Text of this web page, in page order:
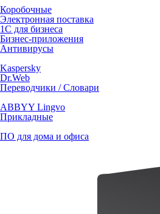
Коробочные
Электронная поставка
1С для бизнеса
Бизнес-приложения
Антивирусы
Kaspersky
Dr.Web
Переводчики / Словари
ABBYY Lingvo
Прикладные
ПО для дома и офиса